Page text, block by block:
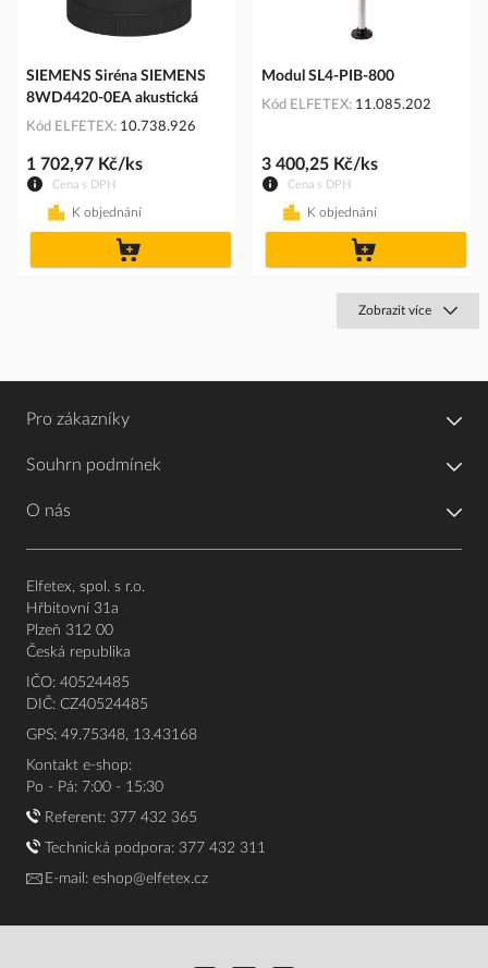
SIEMENS Siréna SIEMENS
8WD4420-0EA akustická
Kód ELFETEX 10.738.926
Cena s DPH
1 702,97 Kč/ks
K objednání
Modul SL4-PIB-800
Kód ELFETEX 11.085.202
Cena s DPH
3 400,25 Kč/ks
K objednání
Zobrazit více
Pro zákazníky
Souhrn podmínek
O nás
Elfetex, spol. s r.o.
Hřbitovní 31a
Plzeň 312 00
Česká republika
IČO: 40524485
DIČ: CZ40524485
GPS: 49.75348, 13.43168
Kontakt e-shop:
Po - Pá: 7:00 - 15:30
Referent: 377 432 365
Technická podpora: 377 432 311
E-mail: eshop@elfetex.cz